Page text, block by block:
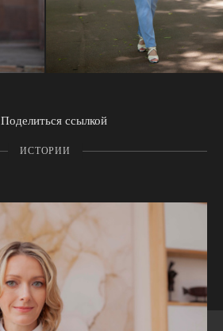
Поделиться ссылкой
ИСТОРИИ